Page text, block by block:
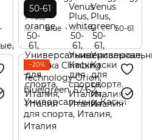
50-61
Цвет blue Обхват, см 50-61
−20%